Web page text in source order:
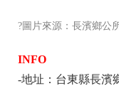
?圖片來源：長濱鄉公
INFO
-地址：台東縣長濱